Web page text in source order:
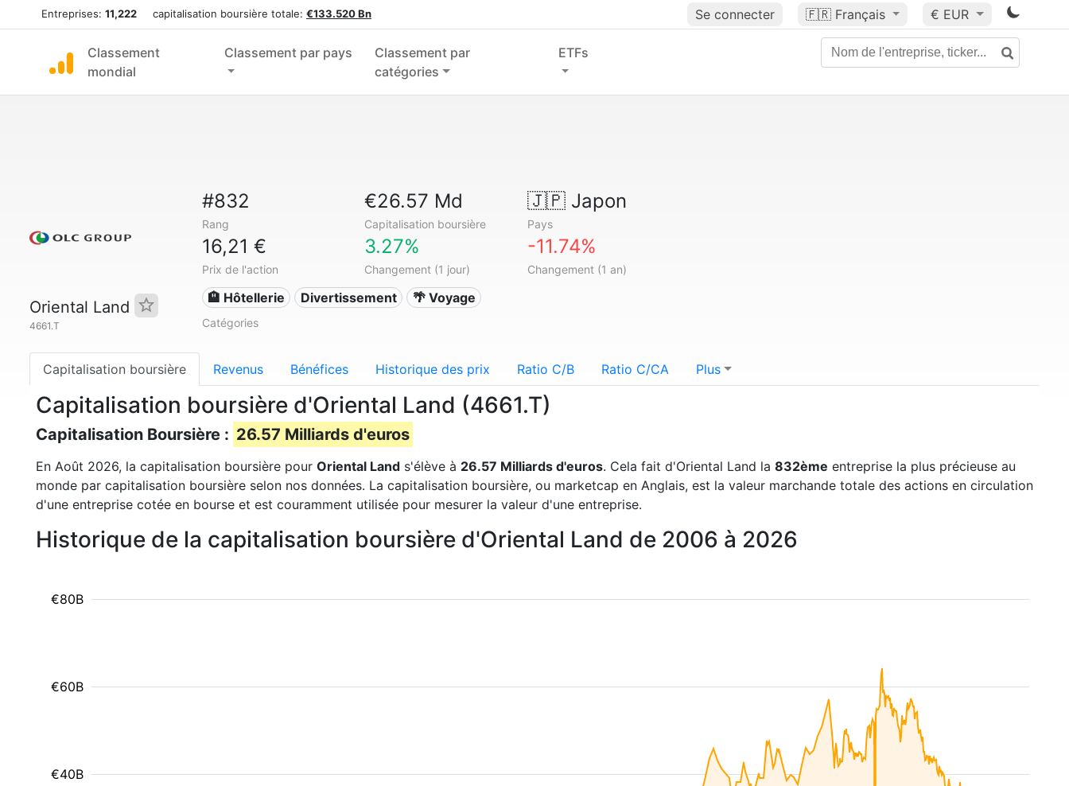
Entreprises: 11,222 capitalisation boursière totale: €133.520 Bn Se connecter 🇫🇷 Français € EUR
Classement
mondial
Classement par pays
Classement par
catégories
ETFs
Oriental Land
4661.T
#832
Rang
€26.57 Md
Capitalisation boursière
🇯🇵Japon
Pays
16,21 €
Prix de l'action
3.27%
Changement (1 jour)
-11.74%
Changement (1 an)
🏨 Hôtellerie Divertissement 🌴 Voyage
Catégories
Capitalisation boursière Revenus Bénéfices Historique des prix Ratio C/B Ratio C/CA Plus
Capitalisation boursière d'Oriental Land (4661.T)
Capitalisation Boursière : 26.57 Milliards d'euros
En Août 2026, la capitalisation boursière pour Oriental Land s'élève à 26.57 Milliards d'euros. Cela fait d'Oriental Land la 832ème entreprise la plus précieuse au
monde par capitalisation boursière selon nos données. La capitalisation boursière, ou marketcap en Anglais, est la valeur marchande totale des actions en circulation
d'une entreprise cotée en bourse et est couramment utilisée pour mesurer la valeur d'une entreprise.
Historique de la capitalisation boursière d'Oriental Land de 2006 à 2026
€40B
€60B
€80B